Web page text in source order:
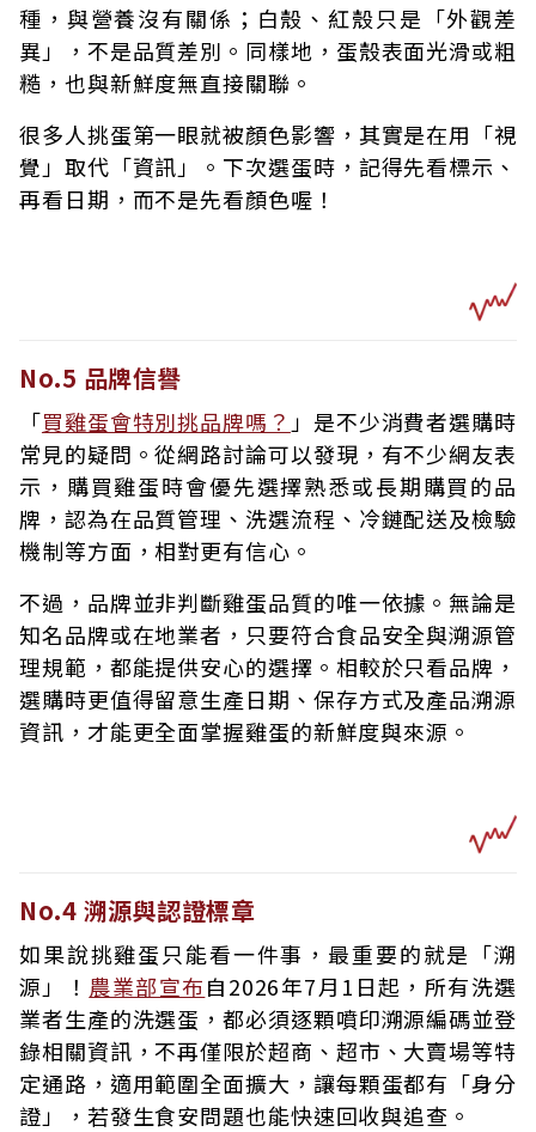
種，與營養沒有關係；白殼、紅殼只是「外觀差
異」，不是品質差別。同樣地，蛋殼表面光滑或粗
糙，也與新鮮度無直接關聯。
很多人挑蛋第一眼就被顏色影響，其實是在用「視
覺」取代「資訊」。下次選蛋時，記得先看標示、
再看日期，而不是先看顏色喔！
No.5 品牌信譽
「買雞蛋會特別挑品牌嗎？ 」是不少消費者選購時
常見的疑問。從網路討論可以發現，有不少網友表
示，購買雞蛋時會優先選擇熟悉或長期購買的品
牌，認為在品質管理、洗選流程、冷鏈配送及檢驗
機制等方面，相對更有信心。
不過，品牌並非判斷雞蛋品質的唯一依據。無論是
知名品牌或在地業者，只要符合食品安全與溯源管
理規範，都能提供安心的選擇。相較於只看品牌，
選購時更值得留意生產日期、保存方式及產品溯源
資訊，才能更全面掌握雞蛋的新鮮度與來源。
No.4 溯源與認證標章
如果說挑雞蛋只能看一件事，最重要的就是「溯
源」！ 農業部宣布自2026年7月1日起，所有洗選
業者生產的洗選蛋，都必須逐顆噴印溯源編碼並登
錄相關資訊，不再僅限於超商、超市、大賣場等特
定通路，適用範圍全面擴大，讓每顆蛋都有「身分
證」，若發生食安問題也能快速回收與追查。